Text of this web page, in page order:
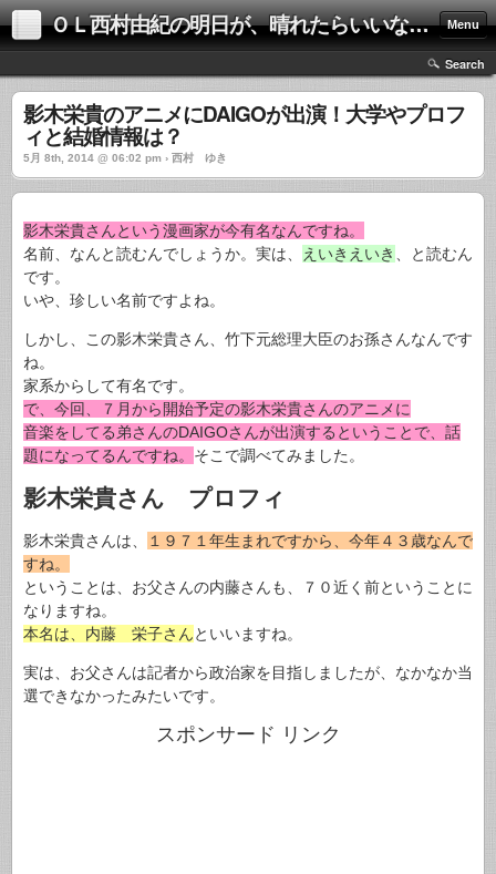
ＯＬ西村由紀の明日が、晴れたらいいな！！ Menu
Search
影木栄貴のアニメにDAIGOが出演！大学やプロフ
ィと結婚情報は？
5月 8th, 2014 @ 06:02 pm › 西村 ゆき
影木栄貴さんという漫画家が今有名なんですね。
名前、なんと読むんでしょうか。実は、
えいきえいき
、と読むん
です。
いや、珍しい名前ですよね。
しかし、この影木栄貴さん、竹下元総理大臣のお孫さんなんです
ね。
家系からして有名です。
で、今回、７月から開始予定の影木栄貴さんのアニメに
音楽をしてる弟さんのDAIGOさんが出演するということで、話
題になってるんですね。 そこで調べてみました。
影木栄貴さん プロフィ
影木栄貴さんは、
１９７１年生まれですから、今年４３歳なんで
すね。
ということは、お父さんの内藤さんも、７０近く前ということに
なりますね。
本名は、内藤 栄子さんといいますね。
実は、お父さんは記者から政治家を目指しましたが、なかなか当
選できなかったみたいです。
スポンサード リンク